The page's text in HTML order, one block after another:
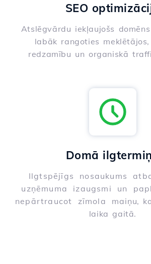
SEO
Atslēgvārdu iekļaujošs
labāk rangoties
redzamību un organiskā
Domā
Ilgtspējīgs nosaukums
uzņēmuma izaugsmi un
nepārtraucot zīmola maiņu,
laika gaitā.